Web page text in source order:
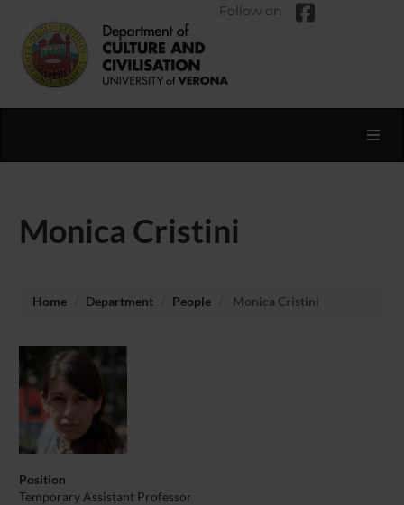
Follow on
Monica Cristini
Home Department People Monica Cristini
Position
Temporary Assistant Professor